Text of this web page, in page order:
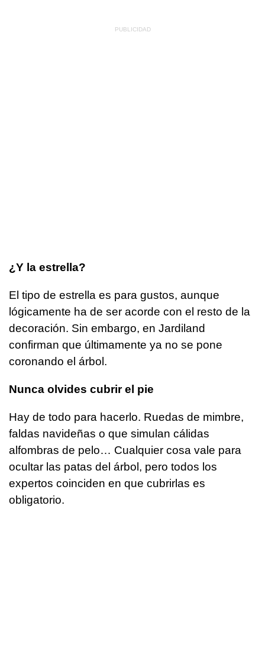
¿Y la estrella?
El tipo de estrella es para gustos, aunque
lógicamente ha de ser acorde con el resto de la
decoración. Sin embargo, en Jardiland
confirman que últimamente ya no se pone
coronando el árbol.
Nunca olvides cubrir el pie
Hay de todo para hacerlo. Ruedas de mimbre,
faldas navideñas o que simulan cálidas
alfombras de pelo… Cualquier cosa vale para
ocultar las patas del árbol, pero todos los
expertos coinciden en que cubrirlas es
obligatorio.